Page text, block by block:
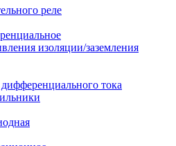
реле
изоляции/заземления
тока